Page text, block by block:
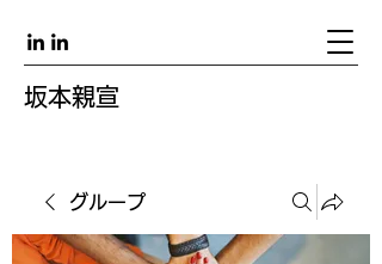
坂本親宣
グループ